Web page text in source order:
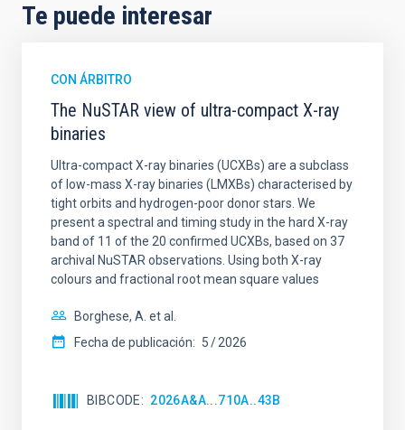
Te puede interesar
CON ÁRBITRO
The NuSTAR view of ultra-compact X-ray
binaries
Ultra-compact X-ray binaries (UCXBs) are a subclass
of low-mass X-ray binaries (LMXBs) characterised by
tight orbits and hydrogen-poor donor stars. We
present a spectral and timing study in the hard X-ray
band of 11 of the 20 confirmed UCXBs, based on 37
archival NuSTAR observations. Using both X-ray
colours and fractional root mean square values
Borghese, A. et al.
Fecha de publicación: 5 2026
BIBCODE 2026A&A...710A..43B